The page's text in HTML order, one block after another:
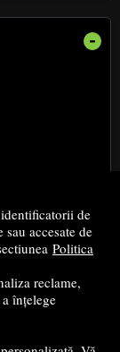
de
accesate de
Politica
reclame,
înțelege
-